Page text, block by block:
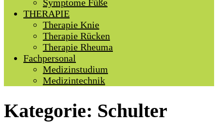
Symptome Füße
THERAPIE
Therapie Knie
Therapie Rücken
Therapie Rheuma
Fachpersonal
Medizinstudium
Medizintechnik
Kategorie: Schulter